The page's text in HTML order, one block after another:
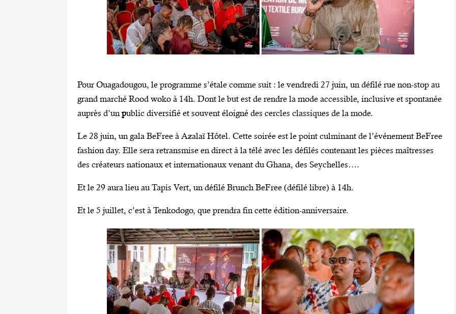
Pour Ouagadougou, le programme s’étale comme suit : le vendredi 27 juin, un défilé rue non-stop au
grand marché Rood woko à 14h. Dont le but est de rendre la mode accessible, inclusive et spontanée
auprès d’unpublic diversifié et souvent éloigné des cercles classiques de la mode.
Le 28 juin, un gala BeFree à Azalaï Hôtel. Cette soirée est le point culminant de l’événement BeFree
fashion day. Elle sera retransmise en direct à la télé avec les défilés contenant les pièces maîtresses
des créateurs nationaux et internationaux venant du Ghana, des Seychelles….
Et le 29 aura lieu au Tapis Vert, un défilé Brunch BeFree (défilé libre) à 14h.
Et le 5 juillet, c’est à Tenkodogo, que prendra fin cette édition-anniversaire.